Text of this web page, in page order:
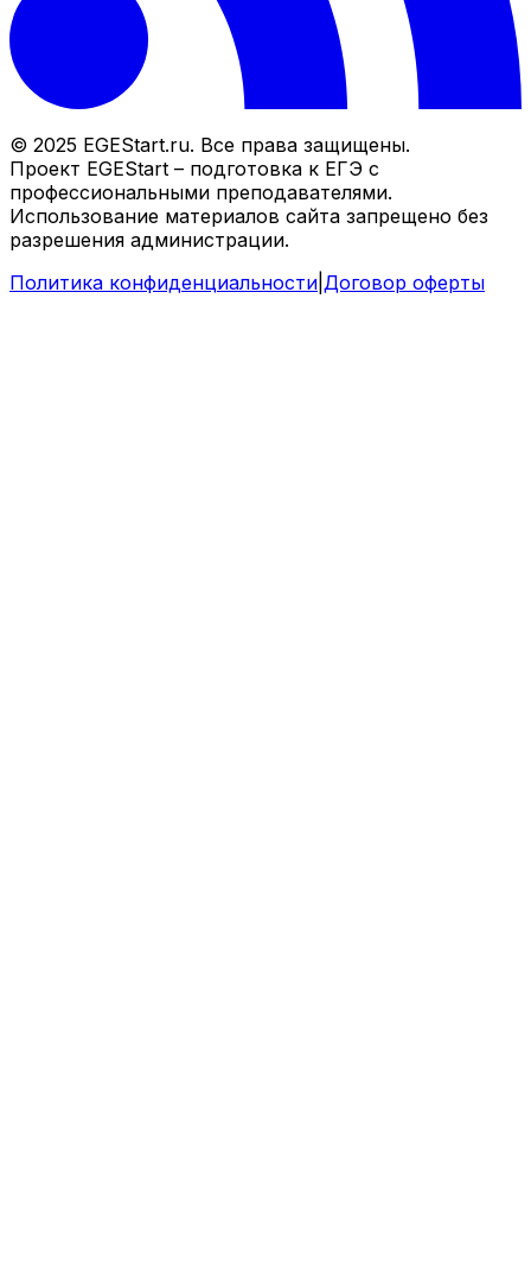
© 2025 EGEStart.ru. Все права защищены.
Проект EGEStart – подготовка к ЕГЭ с
профессиональными преподавателями.
Использование материалов сайта запрещено без
разрешения администрации.
Политика конфиденциальности Договор оферты